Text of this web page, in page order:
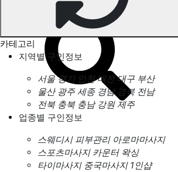
부산 중국마사지 구인정보
카테고리
지역별 구인정보
서울 경기 인천 대전 대구 부산
울산 광주 세종 경남 경북 전남
전북 충북 충남 강원 제주
업종별 구인정보
스웨디시 피부관리 아로마마사지
스포츠마사지 카운터 왁싱
타이마사지 중국마사지 1인샵